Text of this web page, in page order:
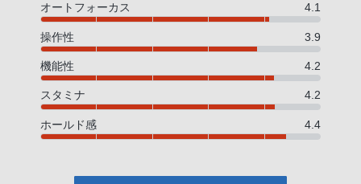
オートフォーカス 4.1
操作性 3.9
機能性 4.2
スタミナ 4.2
ホールド感 4.4